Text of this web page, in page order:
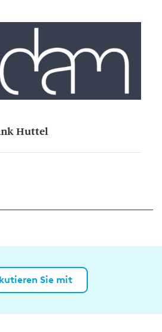
Huttel
Sie mit